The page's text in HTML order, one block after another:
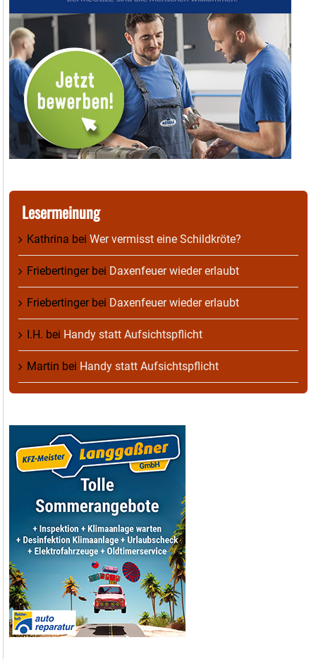
Lesermeinung
Kathrina bei Wer vermisst eine Schildkröte?
Friebertingerbei Daxenfeuer wieder erlaubt
Friebertingerbei Daxenfeuer wieder erlaubt
I.H. bei Handy statt Aufsichtspflicht
Martin bei Handy statt Aufsichtspflicht